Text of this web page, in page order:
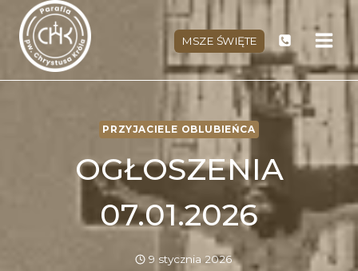
Przejdź
treści
MSZE ŚWIĘTE
PRZYJACIELE OBLUBIEŃCA
OGŁOSZENIA
07.01.2026
9 stycznia 2026